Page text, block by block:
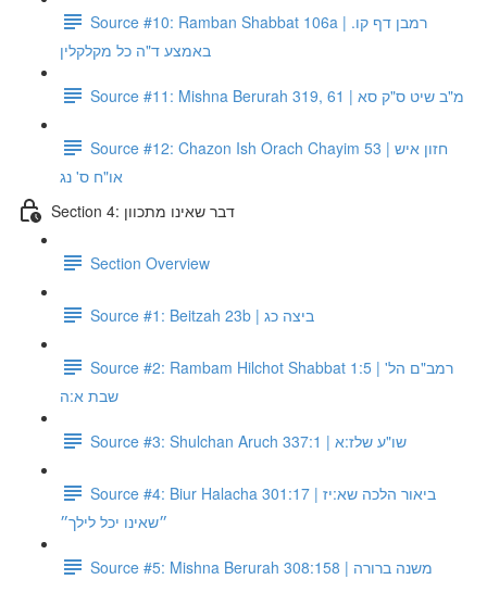
Source #10: Ramban Shabbat 106a | רמבן דף קו.
באמצע ד"ה כל מקלקלין
Source #11: Mishna Berurah 319, 61 | מ"ב שיט ס"ק סא
Source #12: Chazon Ish Orach Chayim 53 | חזון איש
או"ח ס' נג
Section 4: דבר שאינו מתכוון
Section Overview
Source #1: Beitzah 23b | ביצה כג
Source #2: Rambam Hilchot Shabbat 1:5 | רמב"ם הל'
שבת א:ה
Source #3: Shulchan Aruch 337:1 | שו"ע שלז:א
Source #4: Biur Halacha 301:17 | ביאור הלכה שא:יז
״שאינו יכל לילך״
Source #5: Mishna Berurah 308:158 | משנה ברורה